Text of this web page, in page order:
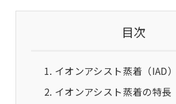
目次
イオンアシスト蒸着（IAD
イオンアシスト蒸着の特長